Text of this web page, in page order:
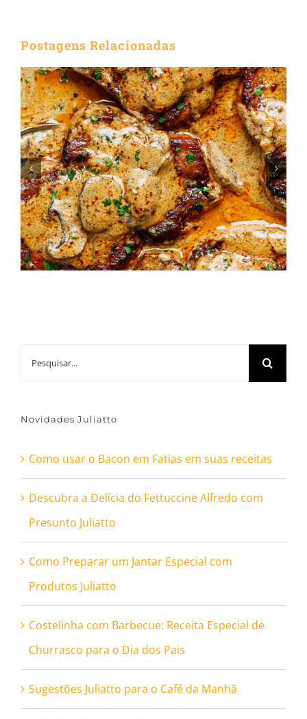
Postagens Relacionadas
Como Preparar um Jantar
Especial com Produtos
Juliatto
Novidades Juliatto
Como usar o Bacon em Fatias em suas receitas
Descubra a Delícia do Fettuccine Alfredo com
Presunto Juliatto
Como Preparar um Jantar Especial com
Produtos Juliatto
Costelinha com Barbecue: Receita Especial de
Churrasco para o Dia dos Pais
Sugestões Juliatto para o Café da Manhã